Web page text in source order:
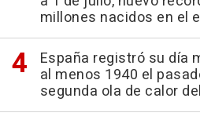
millones nacidos en el
España registró su día
al menos 1940 el
segunda ola de calor